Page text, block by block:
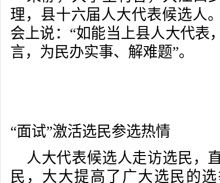
理，县十六届人大代表候选人
会上说：“如能当上县人大代表
言，为民办实事、解难题”。
“面试”激活选民参选热情
人大代表候选人走访选民，
民，大大提高了广大选民的